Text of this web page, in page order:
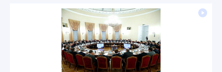
управляющие организации
Альберт Короленко
ЖК РФ КоАП РФ
Почта России
Стандарты и качество
встреча
налоговая реформа
общее собрание собственников
ответственность